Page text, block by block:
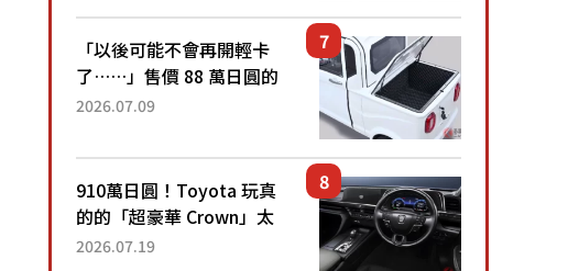
高階「Super Sport」車款
相同的...
「以後可能不會再開輕卡
了……」售價 88 萬日圓的
「超迷你輕型貨車」引發兩
100 公里！」「免驗車真的
太棒了！...
2026.07.09
910萬日圓！Toyota 玩真
的的「超豪華 Crown」太
厲害了！採用由「匠人技
2026.07.19